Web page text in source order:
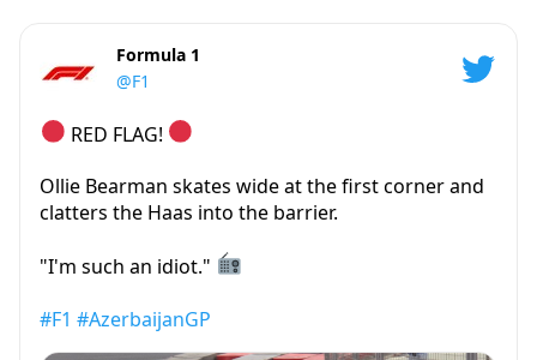
Formula 1
@F1
RED FLAG!
Ollie Bearman skates wide at the first corner and
clatters the Haas into the barrier.
"I'm such an idiot."
#F1 #AzerbaijanGP